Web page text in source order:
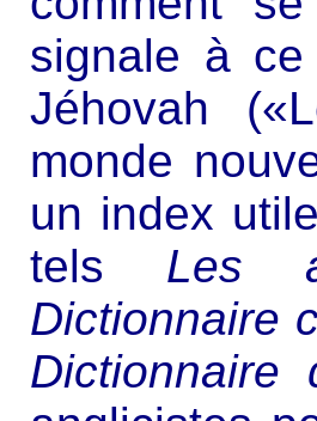
signale à
Jéhovah
monde
un index
tels Les
Dictionnaire